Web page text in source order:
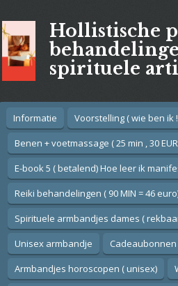
Hollistische
spirituele
Informatie Voorstelling ( wie ben ik
Benen + voetmassage ( 25 min , 30
E-book 5 ( betalend) Hoe leer ik
Reiki behandelingen ( 90 MIN = 46
Spirituele armbandjes dames (
Unisex armbandje
Cadeaubonnen
Armbandjes horoscopen ( unisex)